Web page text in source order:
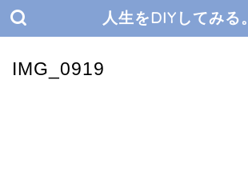
人生をDIYしてみる。
IMG_0919